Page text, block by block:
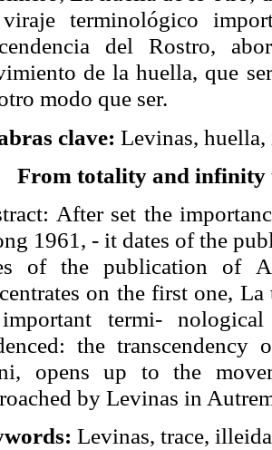
terminológico
del Rostro,
de la huella, que
modo que ser.
clave: Levinas, huella,
From totality and infinity
: Afterset the
1961, - it dates ofthe
ofthe publication of
on the first one, La
important termi-nological
: the transcendency
, opens up to the
by Levinas in
: Levinas, trace,